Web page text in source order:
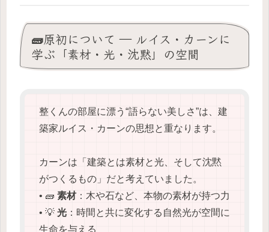
🧱原初について ― ルイス・カーンに
学ぶ「素材・光・沈黙」の空間
整くんの部屋に漂う“語らない美しさ”は、建
築家ルイス・カーンの思想と重なります。
カーンは「建築とは素材と光、そして沈黙
がつくるもの」だと考えていました。
• 🧱 素材：木や石など、本物の素材が持つ力
• 💡 光 ：時間と共に変化する自然光が空間に
生命を与える